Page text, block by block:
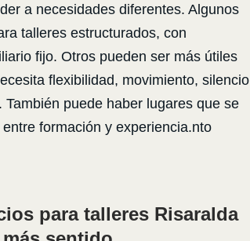
a necesidades diferentes. Algunos
talleres estructurados, con
fijo. Otros pueden ser más útiles
flexibilidad, movimiento, silencio
puede haber lugares que se
formación y experiencia.nto
para talleres Risaralda